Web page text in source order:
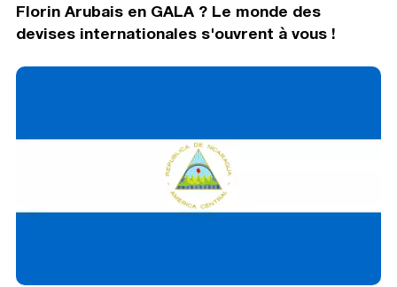
Florin Arubais en GALA ? Le monde des
devises internationales s'ouvrent à vous !